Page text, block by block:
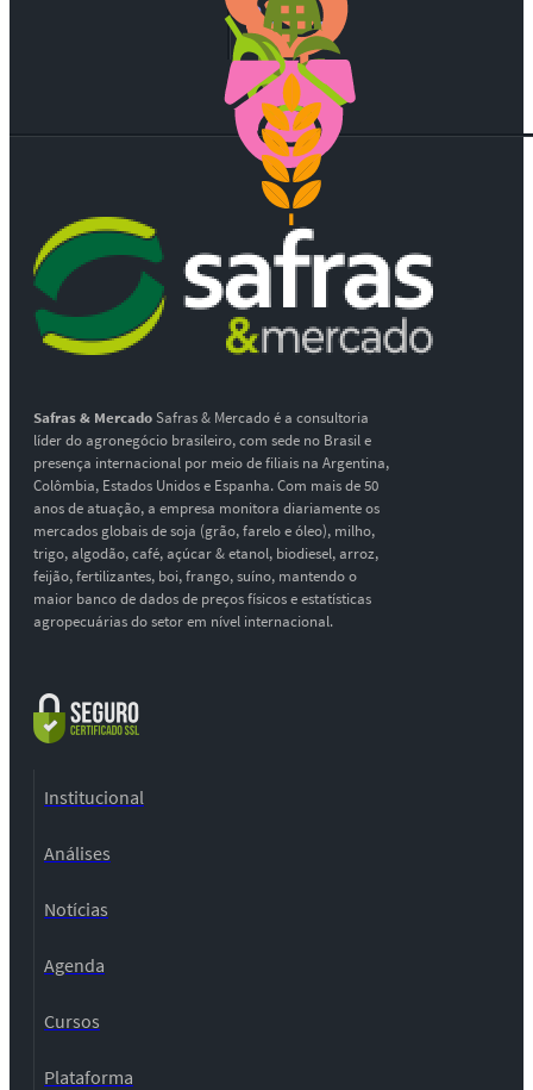
Safras & MercadoSafras & Mercado é a consultoria
líder do agronegócio brasileiro, com sede no Brasil e
presença internacional por meio de filiais na Argentina,
Colômbia, Estados Unidos e Espanha. Com mais de 50
anos de atuação, a empresa monitora diariamente os
mercados globais de soja (grão, farelo e óleo), milho,
trigo, algodão, café, açúcar & etanol, biodiesel, arroz,
feijão, fertilizantes, boi, frango, suíno, mantendo o
maior banco de dados de preços físicos e estatísticas
agropecuárias do setor em nível internacional.
Institucional
Análises
Notícias
Agenda
Cursos
Plataforma